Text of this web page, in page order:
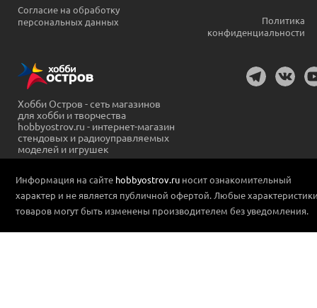
Согласие на обработку
персональных данных
Политика
конфиденциальности
Хобби Остров - сеть магазинов
для хобби и творчества
hobbyostrov.ru - интернет-магазин
стендовых и радиоуправляемых
моделей и игрушек
Информация на сайте hobbyostrov.ru носит ознакомительный
характер и не является публичной офертой. Любые
товаров могут быть изменены производителем без уведомления.